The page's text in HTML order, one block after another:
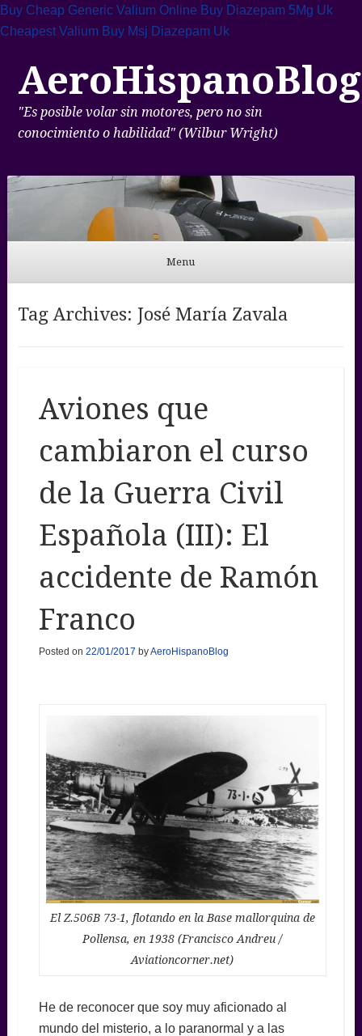
Buy Cheap Generic Valium Online Buy Diazepam 5Mg Uk
Cheapest Valium Buy Msj Diazepam Uk
AeroHispanoBlog
"Es posible volar sin motores, pero no sin
conocimiento o habilidad" (Wilbur Wright)
Menu
Tag Archives: José María Zavala
Aviones que
cambiaron el curso
de la Guerra Civil
Española (III): El
accidente de Ramón
Franco
Posted on 22/01/2017 byAeroHispanoBlog
El Z.506B 73-1, flotando en la Base mallorquina de
Pollensa, en 1938 (Francisco Andreu /
Aviationcorner.net)
He de reconocer que soy muy aficionado al
mundo del misterio, a lo paranormal y a las